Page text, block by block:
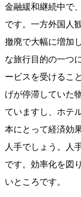
金融緩和継続中で
です。一方外国人
撤廃で大幅に増加
な旅行目的の一つ
ービスを受けるこ
げが停滞していた
ていますし、ホテ
本にとって経済効
人手でしょう。人
です。効率化を図
いところです。